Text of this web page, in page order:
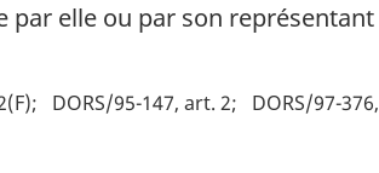
elle ou par son
DORS/95-147, art. 2 DORS/97-